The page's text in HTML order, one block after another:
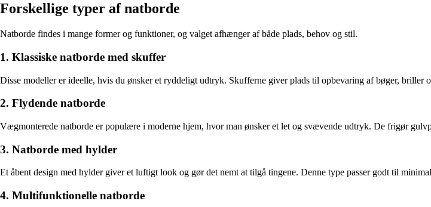
Forskellige typer af natborde
Natborde findes i mange former og funktioner, og valget afhænger af både plads, behov og stil.
1. Klassiske natborde med skuffer
Disse modeller er ideelle, hvis du ønsker et ryddeligt udtryk. Skufferne giver plads til opbevaring af bøger, briller
2. Flydende natborde
Vægmonterede natborde er populære i moderne hjem, hvor man ønsker et let og svævende udtryk. De frigør
3. Natborde med hylder
Et åbent design med hylder giver et luftigt look og gør det nemt at tilgå tingene. Denne type passer godt til
4. Multifunktionelle natborde